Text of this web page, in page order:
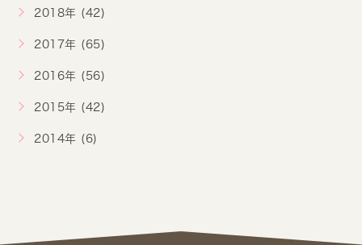
2018年 (42)
2017年 (65)
2016年 (56)
2015年 (42)
2014年 (6)